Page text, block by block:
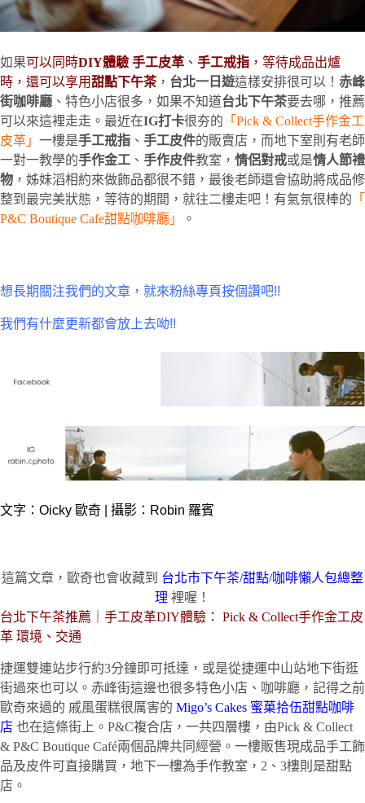
如果可以同時DIY體驗 手工皮革 、 手工戒指 ，等待成品出爐
時，還可以享用甜點下午茶， 台北一日遊這樣安排很可以！ 赤峰
街咖啡廳 、特色小店很多，如果不知道台北下午茶要去哪，推薦
可以來這裡走走。最近在IG打卡很夯的 「Pick & Collect手作金工
皮革」 一樓是手工戒指 、 手工皮件的販賣店，而地下室則有老師
一對一教學的手作金工 、 手作皮件教室， 情侶對戒或是情人節禮
物 ，姊妹滔相約來做飾品都很不錯，最後老師還會協助將成品修
整到最完美狀態，等待的期間，就往二樓走吧！有氣氛很棒的 「
P&C Boutique Cafe甜點咖啡廳」
。
想長期關注我們的文章，就來粉絲專頁按個讚吧!!
我們有什麼更新都會放上去呦!!
文字：Oicky 歐奇 | 攝影：Robin 羅賓
這篇文章，歐奇也會收藏到 台北市下午茶/甜點/咖啡懶人包總整
理 裡喔！
台北下午茶推薦｜手工皮革DIY體驗： Pick & Collect手作金工皮
革 環境、交通
捷運雙連站步行約3分鐘即可抵達，或是從捷運中山站地下街逛
街過來也可以。赤峰街這邊也很多特色小店、咖啡廳，記得之前
歐奇來過的 戚風蛋糕很厲害的 Migo’s Cakes 蜜菓拾伍甜點咖啡
店 也在這條街上。P&C複合店，一共四層樓，由Pick & Collect
& P&C Boutique Café兩個品牌共同經營。一樓販售現成品手工飾
品及皮件可直接購買，地下一樓為手作教室，2、3樓則是甜點
店。